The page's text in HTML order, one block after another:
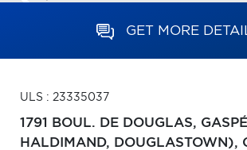
GET MORE
ULS : 23335037
1791 BOUL. DE DOUGLAS,
HALDIMAND, DOUGLASTOWN),